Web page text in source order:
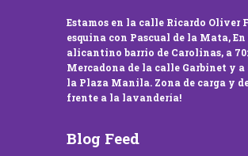
Estamos en la calle Ricardo Oliver
esquina con Pascual de la Mata, En
alicantino barrio de Carolinas, a
Mercadona de la calle Garbinet y a
la Plaza Manila. Zona de carga y
frente a la lavandería!
Blog Feed